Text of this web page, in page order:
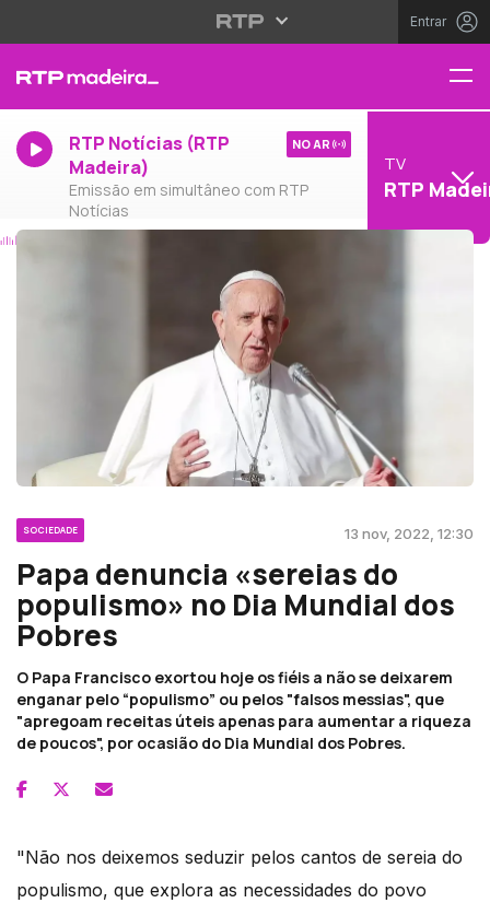
Entrar
RTP Notícias (RTP
Madeira)
Emissão em simultâneo com RTP
Notícias
NO AR
TV
RTP
SOCIEDADE 13 nov, 2022, 12:30
Papa denuncia «sereias do
populismo» no Dia Mundial dos
Pobres
O Papa Francisco exortou hoje os fiéis a não se deixarem
enganar pelo “populismo” ou pelos "falsos messias", que
"apregoam receitas úteis apenas para aumentar a riqueza
de poucos", por ocasião do Dia Mundial dos Pobres.
"Não nos deixemos seduzir pelos cantos de sereia do
populismo, que explora as necessidades do povo